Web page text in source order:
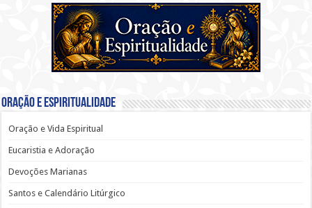
Oração e Espiritualidade
Oração e Vida Espiritual
Eucaristia e Adoração
Devoções Marianas
Santos e Calendário Litúrgico